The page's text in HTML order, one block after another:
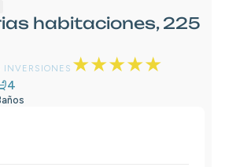
habitaciones, 225
INVERSIONES ★★★★★
4